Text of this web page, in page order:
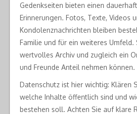
Gedenkseiten bieten einen
Erinnerungen. Fotos, Texte, Videos
Kondolenznachrichten bleiben
Familie und für ein weiteres Umfeld.
wertvolles Archiv und zugleich ein
und Freunde Anteil nehmen können.
Datenschutz ist hier wichtig: Klären
welche Inhalte öffentlich sind und
bestehen soll. Achten Sie auf klare